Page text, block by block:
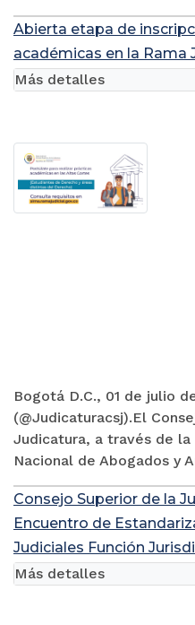
Abierta etapa de
académicas en la Rama
Bogotá D.C., 01 de julio
(@Judicaturacsj).El
Judicatura, a través de la
Nacional de Abogados y
Más detalles
Consejo Superior de la
Encuentro de
Judiciales Función
Más detalles